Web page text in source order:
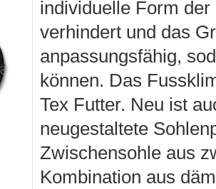
individuelle Form
verhindert und das
anpassungsfähig,
können. Das
Tex Futter. Neu ist
neugestaltete
Zwischensohle aus
Kombination aus